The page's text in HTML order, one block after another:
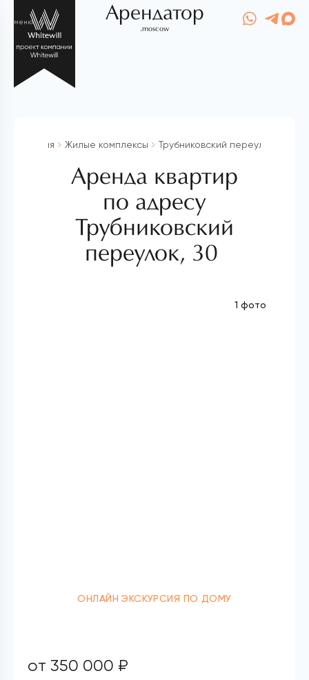
меню Арендатор
.moscow
Главная Жилые комплексы Трубниковский переулок, 30
Аренда квартир
по адресу
Трубниковский
переулок, 30
1 фото
ОНЛАЙН ЭКСКУРСИЯ ПО ДОМУ
от 350 000 ₽